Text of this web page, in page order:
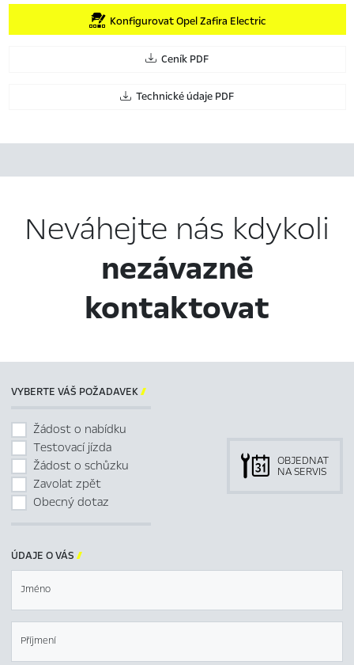
Konfigurovat Opel Zafira Electric
Ceník PDF
Technické údaje PDF
Neváhejte nás kdykoli
nezávazně
kontaktovat
VYBERTE VÁŠ POŽADAVEK
Žádost o nabídku
Testovací jízda
Žádost o schůzku
Zavolat zpět
Obecný dotaz
OBJEDNAT
NA SERVIS
ÚDAJE O VÁS 
Jméno
Příjmení